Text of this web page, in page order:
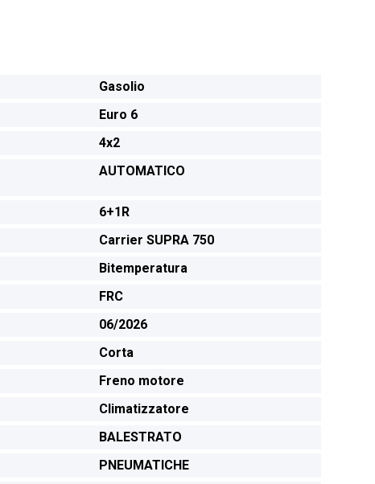
Gasolio
Euro 6
4x2
AUTOMATICO
6+1R
Carrier SUPRA 750
Bitemperatura
FRC
06/2026
Corta
Freno motore
Climatizzatore
BALESTRATO
PNEUMATICHE